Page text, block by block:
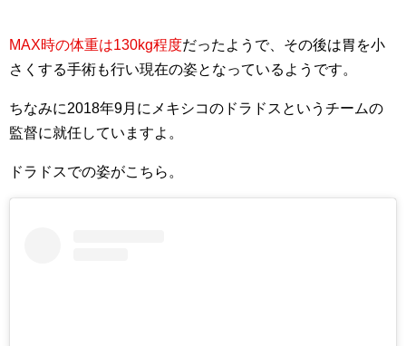
MAX時の体重は130kg程度だったようで、その後は胃を小
さくする手術も行い現在の姿となっているようです。
ちなみに2018年9月にメキシコのドラドスというチームの
監督に就任していますよ。
ドラドスでの姿がこちら。